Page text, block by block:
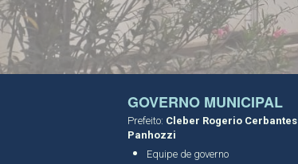
GOVERNO MUNICIPAL
Prefeito: Cleber Rogerio Cerbantes
Panhozzi
Equipe de governo